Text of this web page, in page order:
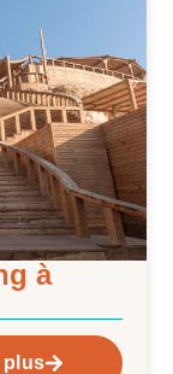
à